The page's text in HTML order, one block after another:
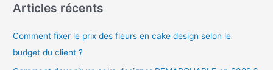
Articles récents
Comment fixer le prix des fleurs en cake design selon le
budget du client ?